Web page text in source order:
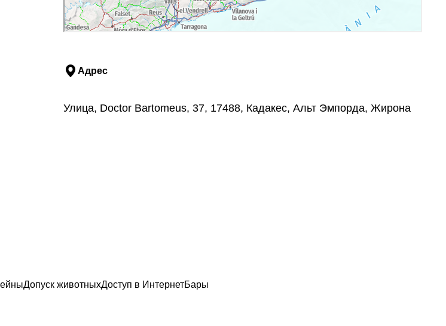
Адрес
Улица, Doctor Bartomeus, 37, 17488, Кадакес, Альт Эмпорда, Жирона
Допуск животныхДоступ в ИнтернетБары